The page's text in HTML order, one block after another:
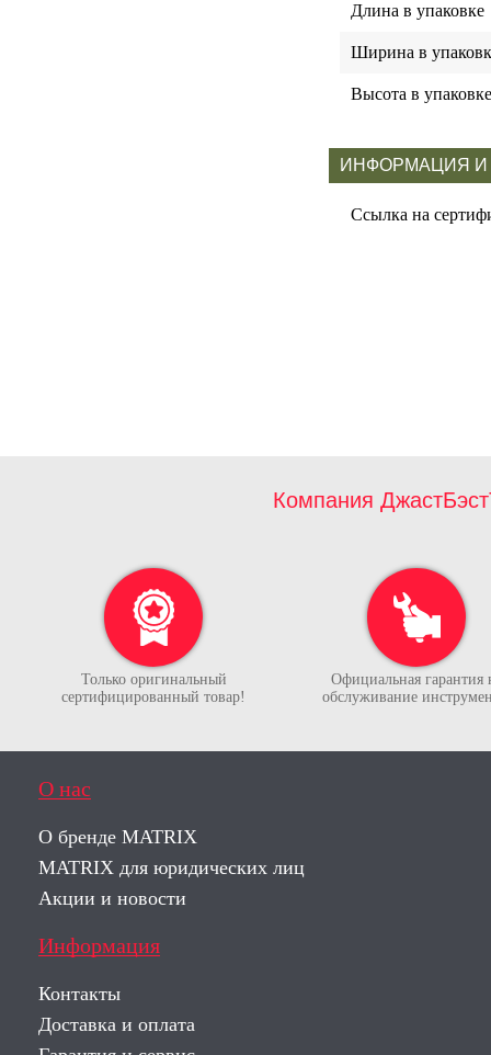
Длина в упаковке
Ширина в
Высота в упаковке
ИНФОРМАЦИЯ И
Ссылка на
Компания
Только оригинальный
сертифицированный товар!
Официальная гарантия
обслуживание
О нас
О бренде MATRIX
MATRIX для юридических лиц
Акции и новости
Информация
Контакты
Доставка и оплата